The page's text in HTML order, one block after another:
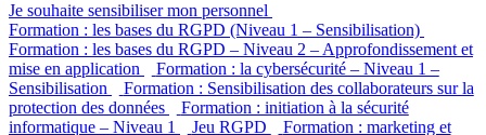
Je souhaite sensibiliser mon personnel
Formation : les bases du RGPD (Niveau 1 – Sensibilisation)
Formation : les bases du RGPD – Niveau 2 – Approfondissement et
mise en application
Formation : la cybersécurité – Niveau 1 –
Sensibilisation
Formation : Sensibilisation des collaborateurs sur la
protection des données
Formation : initiation à la sécurité
informatique – Niveau 1
Jeu RGPD
Formation : marketing et